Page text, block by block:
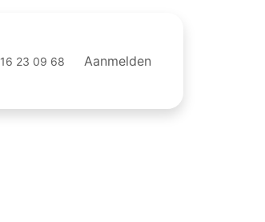
23 09 68 Aanmelden